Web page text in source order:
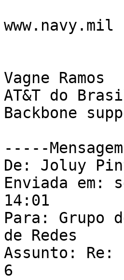
Vagne Ramos
AT&T do
Backbone
-----
De: Joluy
Enviada em:
14:01
Para: Grupo
de Redes
Assunto: Re:
6